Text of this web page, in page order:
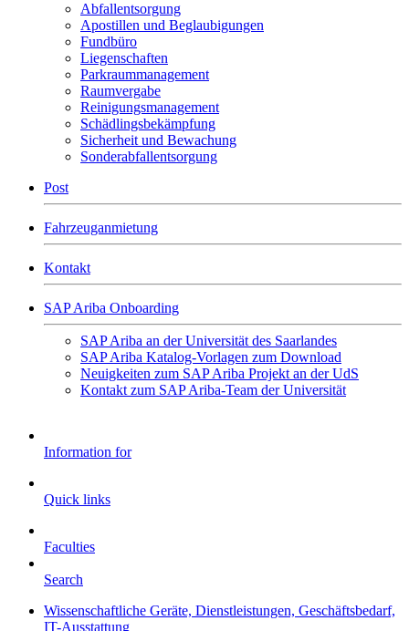
Abfallentsorgung
Apostillen und Beglaubigungen
Fundbüro
Liegenschaften
Parkraummanagement
Raumvergabe
Reinigungsmanagement
Schädlingsbekämpfung
Sicherheit und Bewachung
Sonderabfallentsorgung
Post
Fahrzeuganmietung
Kontakt
SAP Ariba Onboarding
SAP Ariba an der Universität des Saarlandes
SAP Ariba Katalog-Vorlagen zum Download
Neuigkeiten zum SAP Ariba Projekt an der UdS
Kontakt zum SAP Ariba-Team der Universität
Information for
Quick links
Faculties
Search
Wissenschaftliche Geräte, Dienstleistungen, Geschäftsbedarf,
IT-Ausstattung